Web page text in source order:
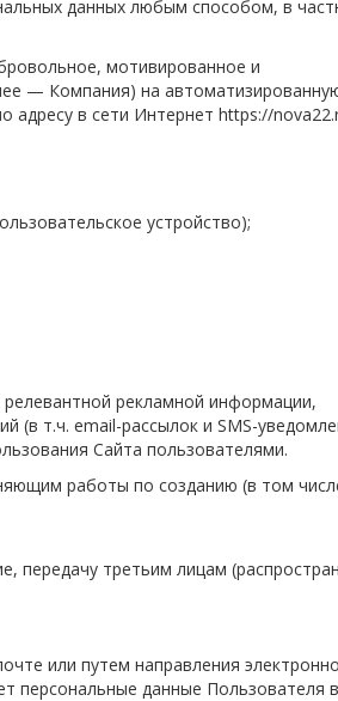
данных любым способом, в
мотивированное и
— Компания) на
адресу в сети Интернет https://
устройство);
рекламной информации,
(в т.ч. email-рассылок и SMS-
Сайта пользователями.
работы по созданию (в том
передачу третьим лицам
или путем направления
персональные данные Пользователя